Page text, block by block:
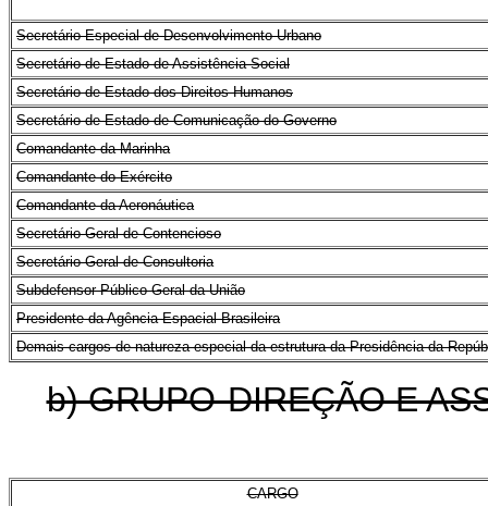
Secretário Especial de Desenvolvimento Urbano
Secretário de Estado de Assistência Social
Secretário de Estado dos Direitos Humanos
Secretário de Estado de Comunicação do Governo
Comandante da Marinha
Comandante do Exército
Comandante da Aeronáutica
Secretário-Geral de Contencioso
Secretário-Geral de Consultoria
Subdefensor Público Geral da União
Presidente da Agência Espacial Brasileira
Demais cargos de natureza especial da estrutura da Presidência da
b) GRUPO-DIREÇÃO E
CARGO